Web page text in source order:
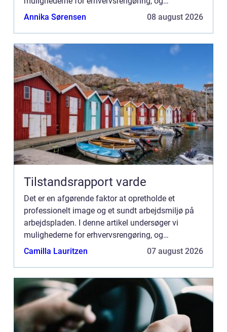
understreger, hvor vigtigt det er for miljøet på en
Annika Sørensen 08 august 2026
Tilstandsrapport varde
Det er en afgørende faktor at opretholde et
professionelt image og et sundt arbejdsmiljø på
arbejdspladen. I denne artikel undersøger vi
mulighederne for erhvervsrengøring, og
understreger, hvor vigtigt det er for miljøet på en
Camilla Lauritzen 07 august 2026